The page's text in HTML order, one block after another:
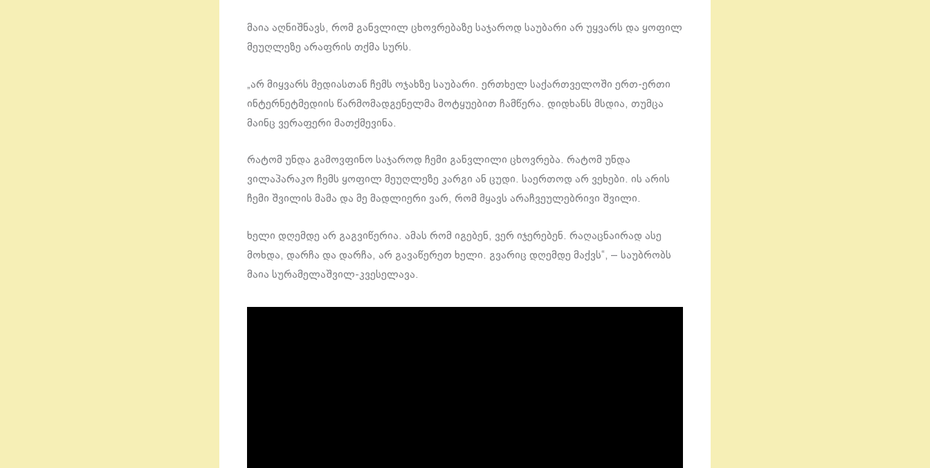
მაია აღნიშნავს, რომ განვლილ ცხოვრებაზე საჯაროდ საუბარი არ უყვარს და ყოფილ
მეუღლეზე არაფრის თქმა სურს.
„არ მიყვარს მედიასთან ჩემს ოჯახზე საუბარი. ერთხელ საქართველოში ერთ-ერთი
ინტერნეტმედიის წარმომადგენელმა მოტყუებით ჩამწერა. დიდხანს მსდია, თუმცა
მაინც ვერაფერი მათქმევინა.
რატომ უნდა გამოვფინო საჯაროდ ჩემი განვლილი ცხოვრება. რატომ უნდა
ვილაპარაკო ჩემს ყოფილ მეუღლეზე კარგი ან ცუდი. საერთოდ არ ვეხები. ის არის
ჩემი შვილის მამა და მე მადლიერი ვარ, რომ მყავს არაჩვეულებრივი შვილი.
ხელი დღემდე არ გაგვიწერია. ამას რომ იგებენ, ვერ იჯერებენ. რაღაცნაირად ასე
მოხდა, დარჩა და დარჩა, არ გავაწერეთ ხელი. გვარიც დღემდე მაქვს“, – საუბრობს
მაია სურამელაშვილ-კვესელავა.